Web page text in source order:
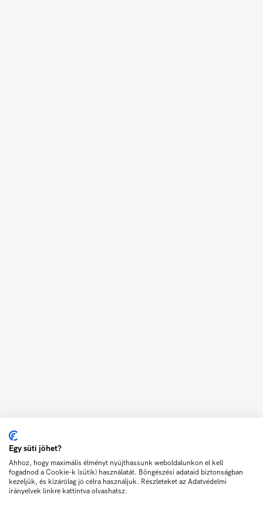
Egy süti jöhet?
Ahhoz, hogy maximális élményt nyújthassunk weboldalunkon el kell
fogadnod a Cookie-k (sütik) használatát. Böngészési adataid biztonságban
kezeljük, és kizárólag jó célra használjuk. Részleteket az Adatvédelmi
irányelvek linkre kattintva olvashatsz.